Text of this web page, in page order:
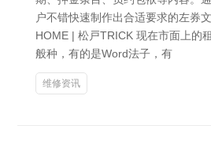
户不错快速制作出合适要求的左券
HOME | 松戸TRICK 现在市面上的
般种，有的是Word法子，有
维修资讯